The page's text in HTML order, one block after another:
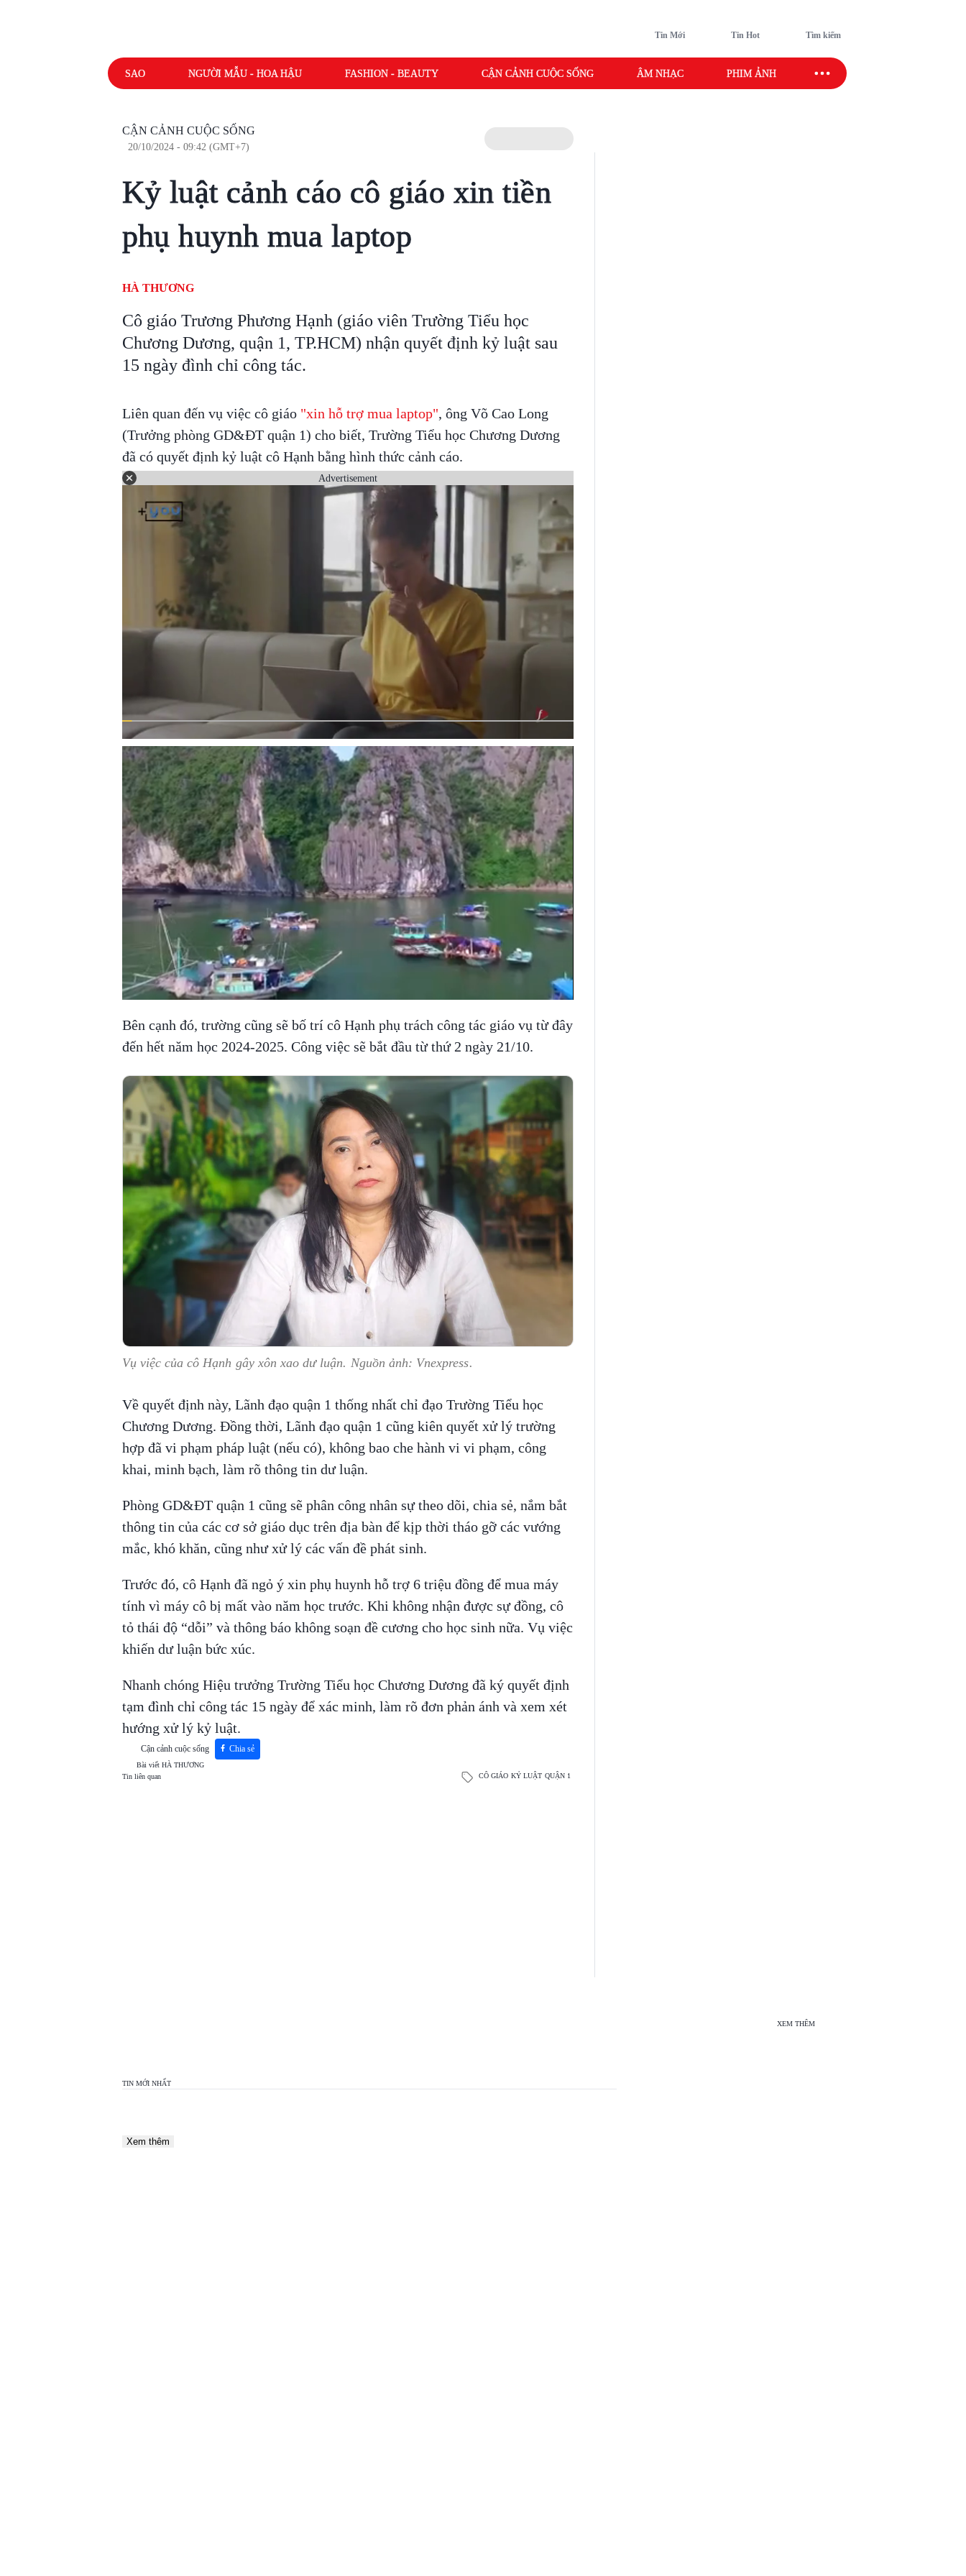
Tin Mới Tin Hot Tìm kiếm
SAO NGƯỜI MẪU - HOA HẬU FASHION - BEAUTY CẬN CẢNH CUỘC SỐNG ÂM NHẠC PHIM ẢNH SAO SPORT
CẬN CẢNH CUỘC SỐNG
20/10/2024 - 09:42 (GMT+7)
Kỷ luật cảnh cáo cô giáo xin tiền
phụ huynh mua laptop
HÀ THƯƠNG
Cô giáo Trương Phương Hạnh (giáo viên Trường Tiểu học
Chương Dương, quận 1, TP.HCM) nhận quyết định kỷ luật sau
15 ngày đình chỉ công tác.
Liên quan đến vụ việc cô giáo "xin hỗ trợ mua laptop", ông Võ Cao Long
(Trưởng phòng GD&ĐT quận 1) cho biết, Trường Tiểu học Chương Dương
đã có quyết định kỷ luật cô Hạnh bằng hình thức cảnh cáo.
Advertisement
Bên cạnh đó, trường cũng sẽ bố trí cô Hạnh phụ trách công tác giáo vụ từ đây
đến hết năm học 2024-2025. Công việc sẽ bắt đầu từ thứ 2 ngày 21/10.
Vụ việc của cô Hạnh gây xôn xao dư luận. Nguồn ảnh: Vnexpress.
Về quyết định này, Lãnh đạo quận 1 thống nhất chỉ đạo Trường Tiểu học
Chương Dương. Đồng thời, Lãnh đạo quận 1 cũng kiên quyết xử lý trường
hợp đã vi phạm pháp luật (nếu có), không bao che hành vi vi phạm, công
khai, minh bạch, làm rõ thông tin dư luận.
Phòng GD&ĐT quận 1 cũng sẽ phân công nhân sự theo dõi, chia sẻ, nắm bắt
thông tin của các cơ sở giáo dục trên địa bàn để kịp thời tháo gỡ các vướng
mắc, khó khăn, cũng như xử lý các vấn đề phát sinh.
Trước đó, cô Hạnh đã ngỏ ý xin phụ huynh hỗ trợ 6 triệu đồng để mua máy
tính vì máy cô bị mất vào năm học trước. Khi không nhận được sự đồng, cô
tỏ thái độ “dỗi” và thông báo không soạn đề cương cho học sinh nữa. Vụ việc
khiến dư luận bức xúc.
Nhanh chóng Hiệu trưởng Trường Tiểu học Chương Dương đã ký quyết định
tạm đình chỉ công tác 15 ngày để xác minh, làm rõ đơn phản ánh và xem xét
hướng xử lý kỷ luật.
Cận cảnh cuộc sống Chia sẻ
Bài viết HÀ THƯƠNG
Tin liên quan
CÔ GIÁO KỶ LUẬT QUẬN 1
XEM THÊM
TIN MỚI NHẤT
Xem thêm